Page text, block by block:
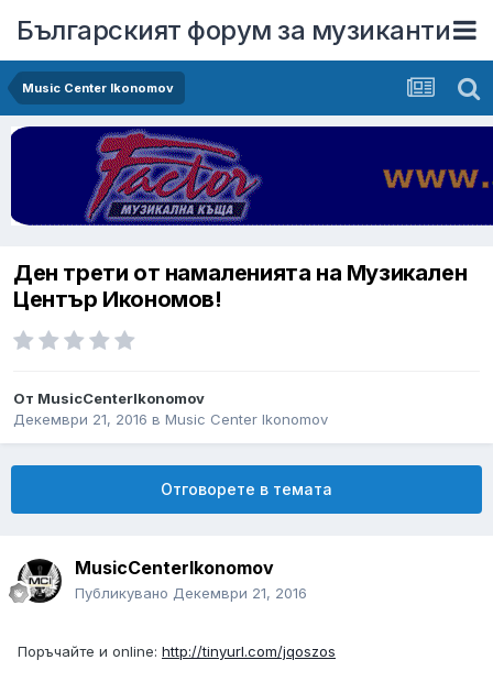
Българският форум за музиканти
Music Center Ikonomov
Ден трети от намаленията на Музикален
Център Икономов!
От MusicCenterIkonomov
Декември 21, 2016 в Music Center Ikonomov
Отговорете в темата
MusicCenterIkonomov
Публикувано Декември 21, 2016
Поръчайте и online: http://tinyurl.com/jqoszos